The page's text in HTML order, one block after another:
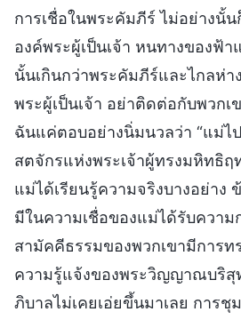
การเชื่อในพระคัมภีร์ ไม่อย่างนั้
องค์พระผู้เป็นเจ้า หนทางของฟ้
นั้นเกินกว่าพระคัมภีร์และไกลห่า
พระผู้เป็นเจ้า อย่าติดต่อกับพวกเ
ฉันแค่ตอบอย่างนิ่มนวลว่า “แม่
สตจักรแห่งพระเจ้าผู้ทรงมหิทธิ
แม่ได้เรียนรู้ความจริงบางอย่าง
มีในความเชื่อของแม่ได้รับความ
สามัคคีธรรมของพวกเขามีการท
ความรู้แจ้งของพระวิญญาณบริสุ
ภิบาลไม่เคยเอ่ยขึ้นมาเลย การชุ